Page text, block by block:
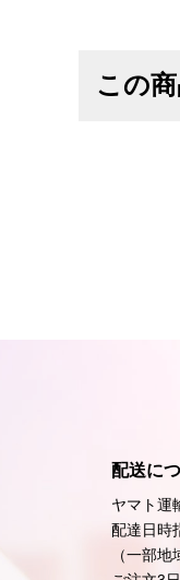
この
配送に
ヤマト運
配達日時
（一部